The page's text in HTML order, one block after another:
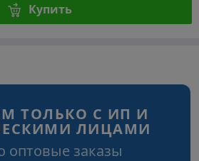
Купить
ТОЛЬКО С ИП И
ЛИЦАМИ
оптовые заказы